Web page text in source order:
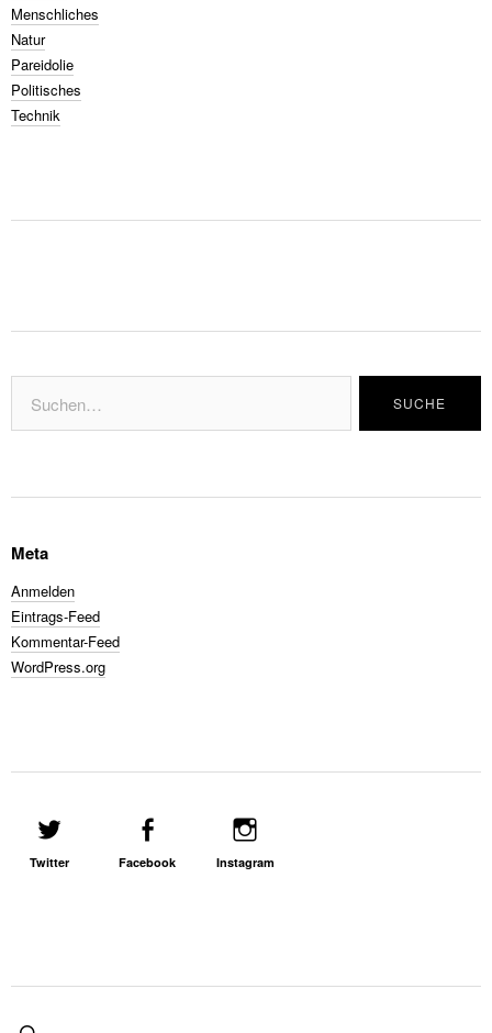
Menschliches
Natur
Pareidolie
Politisches
Technik
Meta
Anmelden
Eintrags-Feed
Kommentar-Feed
WordPress.org
Twitter Facebook Instagram